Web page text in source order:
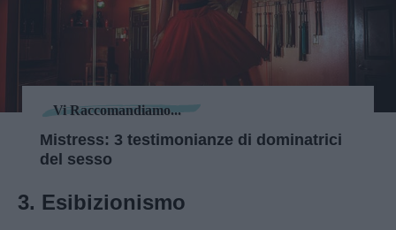
Vi Raccomandiamo...
Mistress: 3 testimonianze di dominatrici
del sesso
3. Esibizionismo